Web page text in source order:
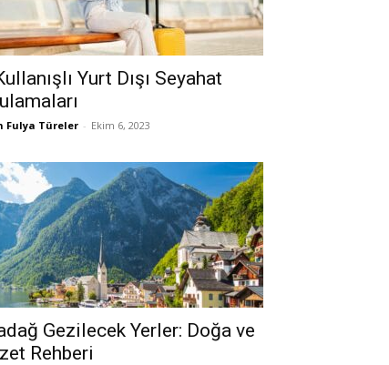
Yurt Dışı Seyahat
Fulya Türeler - Ekim 6, 2023
Gezilecek Yerler: Doğa ve
Rehberi